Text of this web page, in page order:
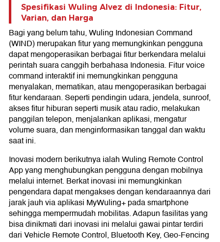
Spesifikasi Wuling Alvez di Indonesia: Fitur,
Varian, dan Harga
Bagi yang belum tahu, Wuling Indonesian Command
(WIND) merupakan fitur yang memungkinkan pengguna
dapat mengoperasikan berbagai fitur berkendara melalui
perintah suara canggih berbahasa Indonesia. Fitur voice
command interaktif ini memungkinkan pengguna
menyalakan, mematikan, atau mengoperasikan berbagai
fitur kendaraan. Seperti pendingin udara, jendela, sunroof,
akses fitur hiburan seperti musik atau radio, melakukan
panggilan telepon, menjalankan aplikasi, mengatur
volume suara, dan menginformasikan tanggal dan waktu
saat ini.
Inovasi modern berikutnya ialah Wuling Remote Control
App yang menghubungkan pengguna dengan mobilnya
melalui internet. Berkat inovasi ini memungkinkan
pengendara dapat mengakses dengan kendaraannya dari
jarak jauh via aplikasi MyWuling+ pada smartphone
sehingga mempermudah mobilitas. Adapun fasilitas yang
bisa dinikmati dari inovasi ini melalui gawai pintar terdiri
dari Vehicle Remote Control, Bluetooth Key, Geo-Fencing